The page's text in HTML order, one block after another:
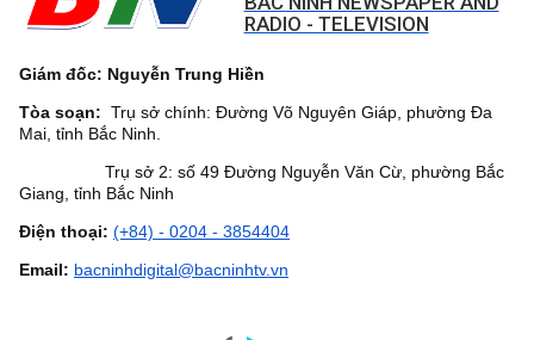
RADIO - TELEVISION
Giám đốc: Nguyễn Trung Hiền
Tòa soạn: Trụ sở chính: Đường Võ Nguyên Giáp, phường Đa
Mai, tỉnh Bắc Ninh.
Trụ sở 2: số 49 Đường Nguyễn Văn Cừ, phường Bắc
Giang, tỉnh Bắc Ninh
Điện thoại: (+84) - 0204 - 3854404
Email: bacninhdigital@bacninhtv.vn